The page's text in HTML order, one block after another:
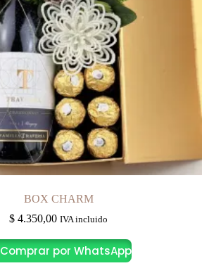
BOX CHARM
$ 4.350,00 IVA incluido
Comprar por WhatsApp